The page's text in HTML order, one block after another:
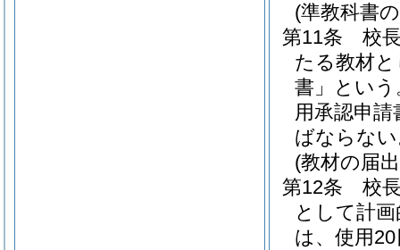
(準教科書
第11条
校
たる教材
書」という
用承認申請
ばならな
(教材の届
第12条
校
として計
は、使用